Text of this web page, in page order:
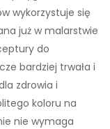
wykorzystuje się
już w malarstwie
do
bardziej trwała i
zdrowia i
koloru na
nie wymaga